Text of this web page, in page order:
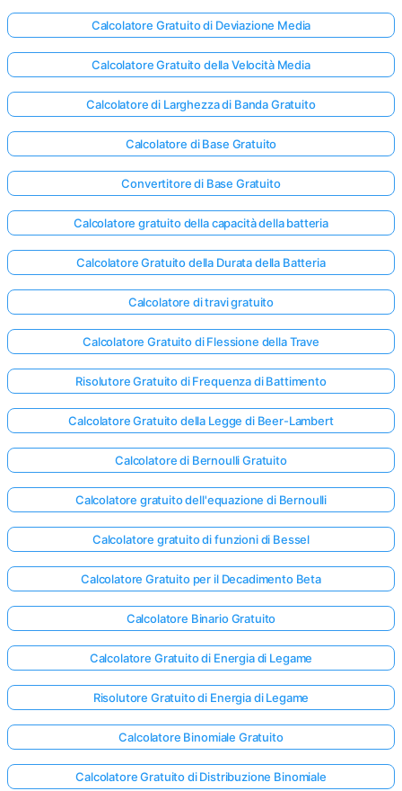
la Tua
Prima
Calcolatore Gratuito di Deviazione Media
Calcolatore Gratuito della Velocità Media
Calcolatore di Larghezza di Banda Gratuito
Calcolatore di Base Gratuito
Convertitore di Base Gratuito
Calcolatore gratuito della capacità della batteria
Calcolatore Gratuito della Durata della Batteria
Calcolatore di travi gratuito
Calcolatore Gratuito di Flessione della Trave
Risolutore Gratuito di Frequenza di Battimento
Calcolatore Gratuito della Legge di Beer-Lambert
Calcolatore di Bernoulli Gratuito
Calcolatore gratuito dell'equazione di Bernoulli
Calcolatore gratuito di funzioni di Bessel
Calcolatore Gratuito per il Decadimento Beta
Calcolatore Binario Gratuito
Calcolatore Gratuito di Energia di Legame
Risolutore Gratuito di Energia di Legame
Calcolatore Binomiale Gratuito
Calcolatore Gratuito di Distribuzione Binomiale